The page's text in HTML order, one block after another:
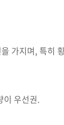
가지며, 특히
이 우선권.